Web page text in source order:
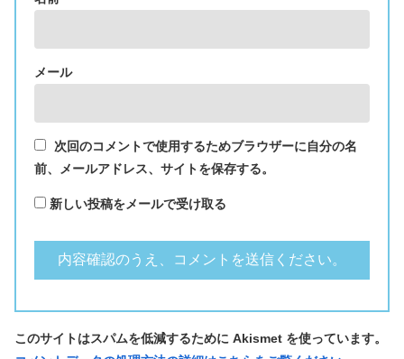
メール
次回のコメントで使用するためブラウザーに自分の名
前、メールアドレス、サイトを保存する。
新しい投稿をメールで受け取る
このサイトはスパムを低減するために Akismet を使っています。